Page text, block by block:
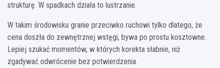
strukturę. W spadkach działa to lustrzanie.
W takim środowisku granie przeciwko ruchowi tylko dlatego, że
cena doszła do zewnętrznej wstęgi, bywa po prostu kosztowne.
Lepiej szukać momentów, w których korekta słabnie, niż
zgadywać odwrócenie bez potwierdzenia.